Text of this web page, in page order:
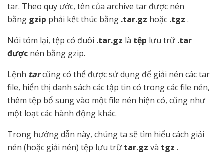
tar. Theo quy ước, tên của archive tar được nén
bằng gzip phải kết thúc bằng .tar.gz hoặc .tgz .
Nói tóm lại, tệp có đuôi .tar.gz là tệp lưu trữ .tar
được nén bằng gzip.
Lệnh tarcũng có thể được sử dụng để giải nén các tar
file, hiển thị danh sách các tập tin có trong các file nén,
thêm tệp bổ sung vào một file nén hiện có, cũng như
một loạt các hành động khác.
Trong hướng dẫn này, chúng ta sẽ tìm hiểu cách giải
nén (hoặc giải nén) tệp lưu trữ tar.gz và tgz .